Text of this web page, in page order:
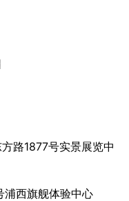
路1877号实景展览中
浦西旗舰体验中心